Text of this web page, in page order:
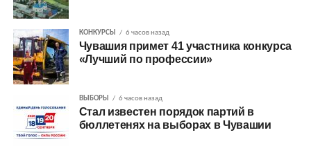
КОНКУРСЫ 6 часов назад
Чувашия примет 41 участника конкурса
«Лучший по профессии»
ВЫБОРЫ 6 часов назад
Стал известен порядок партий в
бюллетенях на выборах в Чувашии